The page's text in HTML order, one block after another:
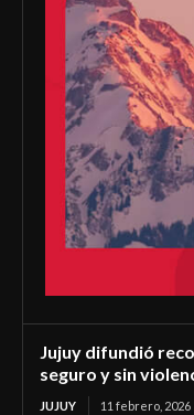
Jujuy difundió
seguro y sin
JUJUY 11 febrero, 2026